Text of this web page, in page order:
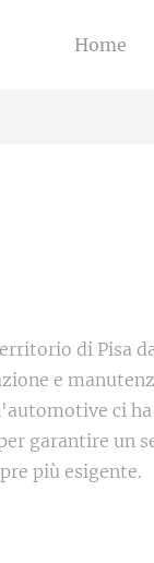
Home
di Pisa
e
ci
garantire un
più esigente.